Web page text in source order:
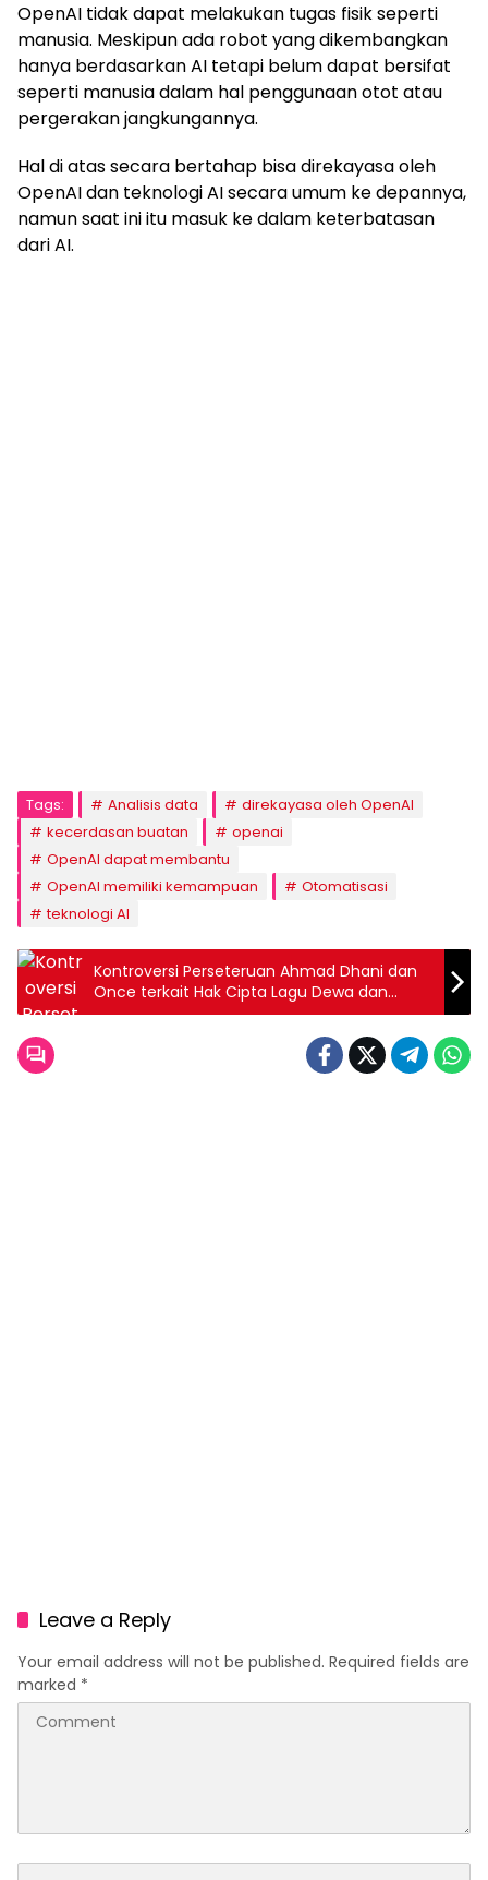
OpenAI tidak dapat melakukan tugas fisik seperti
manusia. Meskipun ada robot yang dikembangkan
hanya berdasarkan AI tetapi belum dapat bersifat
seperti manusia dalam hal penggunaan otot atau
pergerakan jangkungannya.
Hal di atas secara bertahap bisa direkayasa oleh
OpenAI dan teknologi AI secara umum ke depannya,
namun saat ini itu masuk ke dalam keterbatasan
dari AI.
Tags: Analisis data
direkayasa oleh OpenAI
kecerdasan buatan
openai
OpenAI dapat membantu
OpenAI memiliki kemampuan
Otomatisasi
teknologi AI
Kontroversi Perseteruan Ahmad Dhani dan
Once terkait Hak Cipta Lagu Dewa dan
Sistem Royalti di Indonesia
Leave a Reply
Your email address will not be published. Required fields are
marked *